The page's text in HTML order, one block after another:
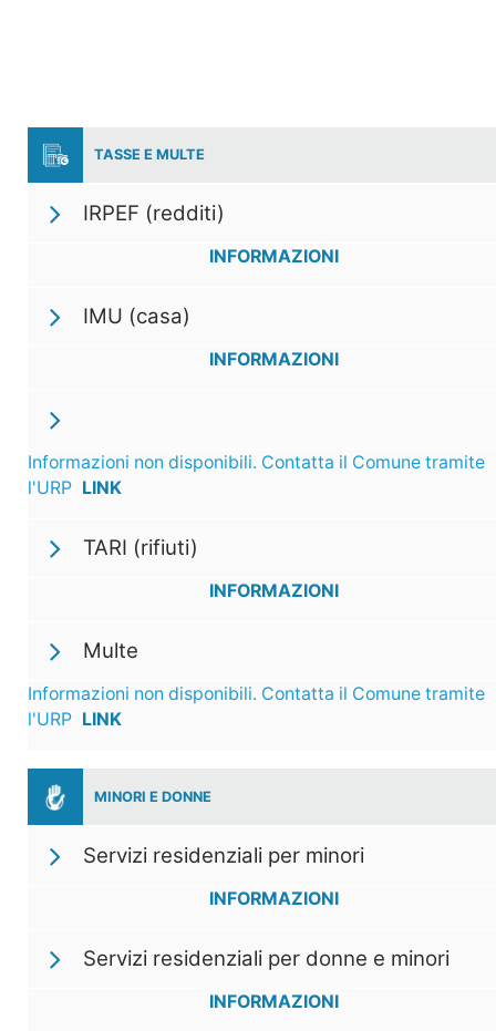
TASSE E MULTE
IRPEF (redditi)
INFORMAZIONI
IMU (casa)
INFORMAZIONI
Informazioni non disponibili. Contatta il Comune tramite
l'URP LINK
TARI (rifiuti)
INFORMAZIONI
Multe
Informazioni non disponibili. Contatta il Comune tramite
l'URP LINK
MINORI E DONNE
Servizi residenziali per minori
INFORMAZIONI
Servizi residenziali per donne e minori
INFORMAZIONI